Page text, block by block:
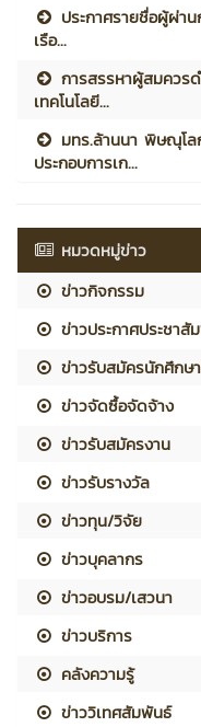
ประกาศรายชื่อผู้ผ่า
เรือ...
การสรรหาผู้สมควร
เทคโนโลยี...
มทร.ล้านนา พิษณุโ
ประกอบการเก...
หมวดหมู่ข่าว
ข่าวกิจกรรม
ข่าวประกาศประชาสั
ข่าวรับสมัครนักศึกษ
ข่าวจัดซื้อจัดจ้าง
ข่าวรับสมัครงาน
ข่าวรับรางวัล
ข่าวทุน/วิจัย
ข่าวบุคลากร
ข่าวอบรม/เสวนา
ข่าวบริการ
คลังความรู้
ข่าววิเทศสัมพันธ์